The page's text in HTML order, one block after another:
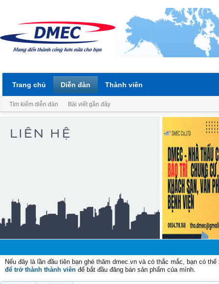
Nếu đây là lần đầu tiên bạn ghé thăm dmec.vn và có thắc mắc, bạn có
để trở thành thành viên để bắt đầu đăng bán sản phẩm của mình.
Trang chủ Diễn đàn
Tìm kiếm diễn đàn Bài viết gần đây
Thành viên